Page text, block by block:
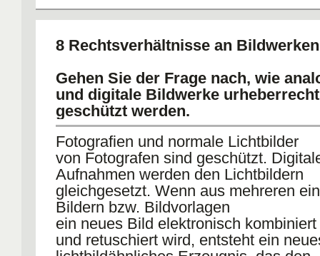
8 Rechtsverhältnisse an
Gehen Sie der Frage nach, wie
und digitale Bildwerke
geschützt werden.
Fotografien und normale Lichtbilder
von Fotografen sind geschützt.
Aufnahmen werden den Lichtbildern
gleichgesetzt. Wenn aus mehreren
Bildern bzw. Bildvorlagen
ein neues Bild elektronisch kombiniert
und retuschiert wird, entsteht ein